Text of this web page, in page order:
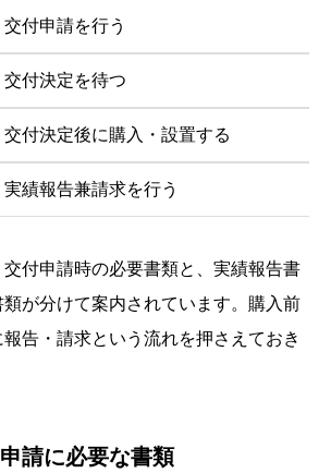
交付申請を行う
交付決定を待つ
交付決定後に購入・設置する
実績報告兼請求を行う
付申請時の必要書類と、実績報告書
が分けて案内されています。購入前
告・請求という流れを押さえておき
申請に必要な書類